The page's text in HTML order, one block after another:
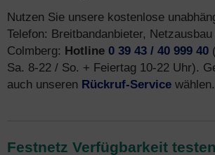
Nutzen Sie unsere kostenlose
Telefon: Breitbandanbieter, Netzausbau
Colmberg: Hotline 0 39 43 / 40 999 40
Sa. 8-22 / So. + Feiertag 10-22 Uhr).
auch unseren Rückruf-Service wählen.
Festnetz Verfügbarkeit testen